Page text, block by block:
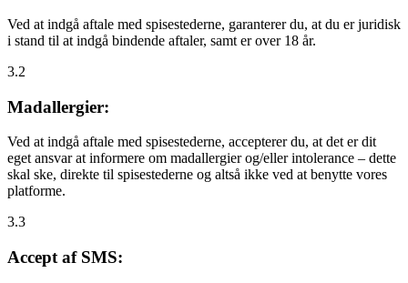
Ved at indgå aftale med spisestederne, garanterer du, at du er juridisk
i stand til at indgå bindende aftaler, samt er over 18 år.
3.2
Madallergier:
Ved at indgå aftale med spisestederne, accepterer du, at det er dit
eget ansvar at informere om madallergier og/eller intolerance – dette
skal ske, direkte til spisestederne og altså ikke ved at benytte vores
platforme.
3.3
Accept af SMS: